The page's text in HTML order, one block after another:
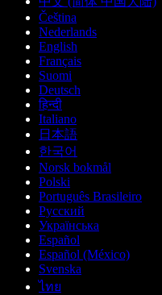
Čeština
Nederlands
English
Français
Suomi
Deutsch
हिन्दी
Italiano
日本語
한국어
Norsk bokmål
Polski
Português Brasileiro
Русский
Українська
Español
Español (México)
Svenska
ไทย